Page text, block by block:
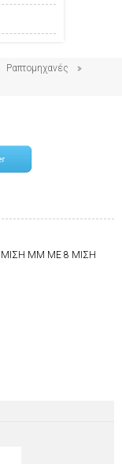
Ραπτομηχανές
ΜΜ ΜΕ 8 ΜΙΣΗ